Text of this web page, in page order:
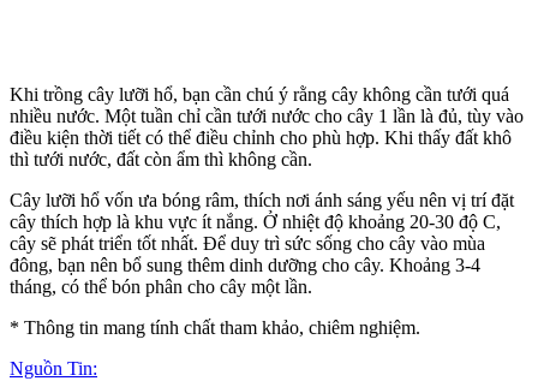
Khi trồng cây lưỡi hổ, bạn cần chú ý rằng cây không cần tưới quá
nhiều nước. Một tuần chỉ cần tưới nước cho cây 1 lần là đủ, tùy vào
điều kiện thời tiết có thể điều chỉnh cho phù hợp. Khi thấy đất khô
thì tưới nước, đất còn ẩm thì không cần.
Cây lưỡi hổ vốn ưa bóng râm, thích nơi ánh sáng yếu nên vị trí đặt
cây thích hợp là khu vực ít nắng. Ở nhiệt độ khoảng 20-30 độ C,
cây sẽ phát triển tốt nhất. Để duy trì sức sống cho cây vào mùa
đông, bạn nên bổ sung thêm dinh dưỡng cho cây. Khoảng 3-4
tháng, có thể bón phân cho cây một lần.
* Thông tin mang tính chất tham khảo, chiêm nghiệm.
Nguồn Tin: